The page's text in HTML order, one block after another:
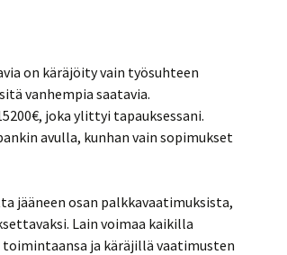
on käräjöity vain työsuhteen
vanhempia saatavia.
joka ylittyi tapauksessani.
avulla, kunhan vain sopimukset
jääneen osan palkkavaatimuksista,
Lain voimaa kaikilla
ja käräjillä vaatimusten